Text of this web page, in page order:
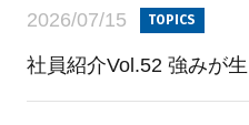
2026/07/15 TOPICS
社員紹介Vol.52 強みが